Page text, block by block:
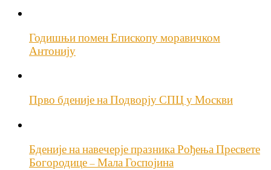
Годишњи помен Епископу моравичком
Антонију
Прво бденије на Подворју СПЦ у Москви
Бденије на навечерје празника Рођења Пресвете
Богородице – Мала Госпојина